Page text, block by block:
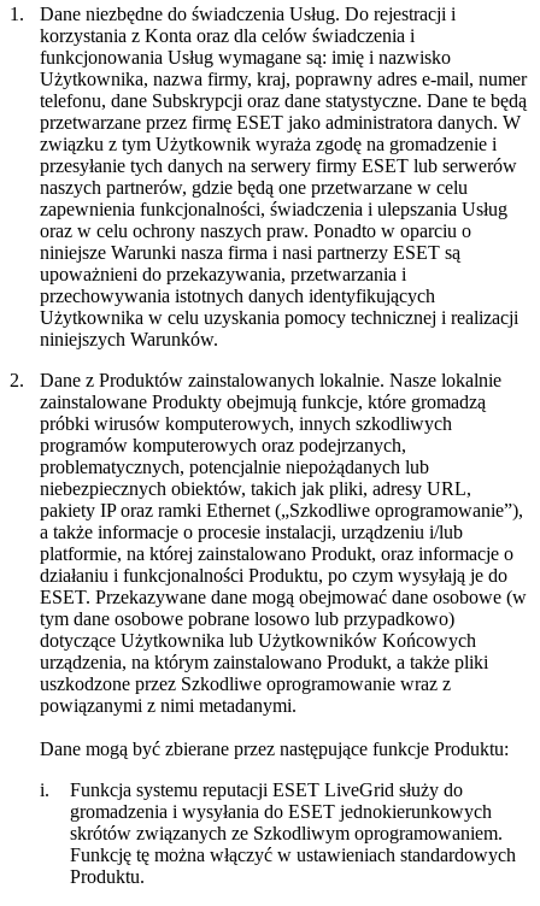
1. Dane niezbędne do świadczenia Usług. Do rejestracji i
korzystania z Konta oraz dla celów świadczenia i
funkcjonowania Usług wymagane są: imię i nazwisko
Użytkownika, nazwa firmy, kraj, poprawny adres e-mail, numer
telefonu, dane Subskrypcji oraz dane statystyczne. Dane te będą
przetwarzane przez firmę ESET jako administratora danych. W
związku z tym Użytkownik wyraża zgodę na gromadzenie i
przesyłanie tych danych na serwery firmy ESET lub serwerów
naszych partnerów, gdzie będą one przetwarzane w celu
zapewnienia funkcjonalności, świadczenia i ulepszania Usług
oraz w celu ochrony naszych praw. Ponadto w oparciu o
niniejsze Warunki nasza firma i nasi partnerzy ESET są
upoważnieni do przekazywania, przetwarzania i
przechowywania istotnych danych identyfikujących
Użytkownika w celu uzyskania pomocy technicznej i realizacji
niniejszych Warunków.
2.
Dane z Produktów zainstalowanych lokalnie. Nasze lokalnie
zainstalowane Produkty obejmują funkcje, które gromadzą
próbki wirusów komputerowych, innych szkodliwych
programów komputerowych oraz podejrzanych,
problematycznych, potencjalnie niepożądanych lub
niebezpiecznych obiektów, takich jak pliki, adresy URL,
pakiety IP oraz ramki Ethernet („Szkodliwe oprogramowanie”),
a także informacje o procesie instalacji, urządzeniu i/lub
platformie, na której zainstalowano Produkt, oraz informacje o
działaniu i funkcjonalności Produktu, po czym wysyłają je do
ESET. Przekazywane dane mogą obejmować dane osobowe (w
tym dane osobowe pobrane losowo lub przypadkowo)
dotyczące Użytkownika lub Użytkowników Końcowych
urządzenia, na którym zainstalowano Produkt, a także pliki
uszkodzone przez Szkodliwe oprogramowanie wraz z
powiązanymi z nimi metadanymi.
Dane mogą być zbierane przez następujące funkcje Produktu:
i.
Funkcja systemu reputacji ESET LiveGrid służy do
gromadzenia i wysyłania do ESET jednokierunkowych
skrótów związanych ze Szkodliwym oprogramowaniem.
Funkcję tę można włączyć w ustawieniach standardowych
Produktu.